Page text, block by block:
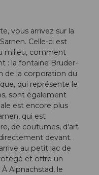
vous arrivez sur la
Celle-ci est
milieu, comment
: la fontaine Bruder-
de la corporation du
qui représente le
sont également
est encore plus
qui est
de coutumes, d'art
devant.
au petit lac de
et offre un
Alpnachstad, le